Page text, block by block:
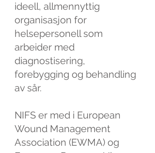
ideell, allmennyttig
organisasjon for
helsepersonell som
arbeider med
diagnostisering,
forebygging og behandling
av sår.
NIFS er med i European
Wound Management
Association (EWMA) og